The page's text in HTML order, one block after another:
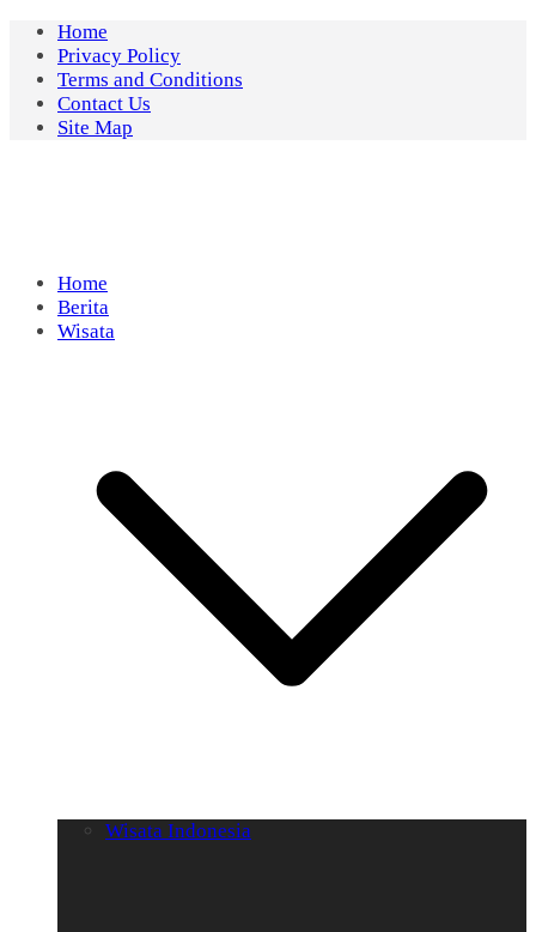
Skip
content
Home
Privacy Policy
Terms and Conditions
Contact Us
Site Map
Home
Berita
Wisata
Wisata Indonesia